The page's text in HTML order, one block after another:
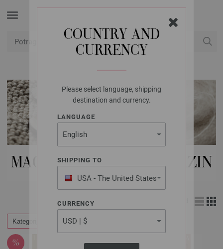
COUNTRY AND
CURRENCY
Please select language, shipping
destination and currency.
LANGUAGE
SHIPPING TO
USA - The United States
of America
CURRENCY
MAGAZINI | FILATI MAGAZIN
Kategorije